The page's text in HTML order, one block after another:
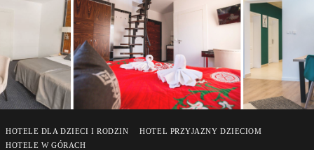
HOTELE DLA DZIECI I RODZIN
HOTEL PRZYJAZNY DZIECIOM
HOTELE W GÓRACH